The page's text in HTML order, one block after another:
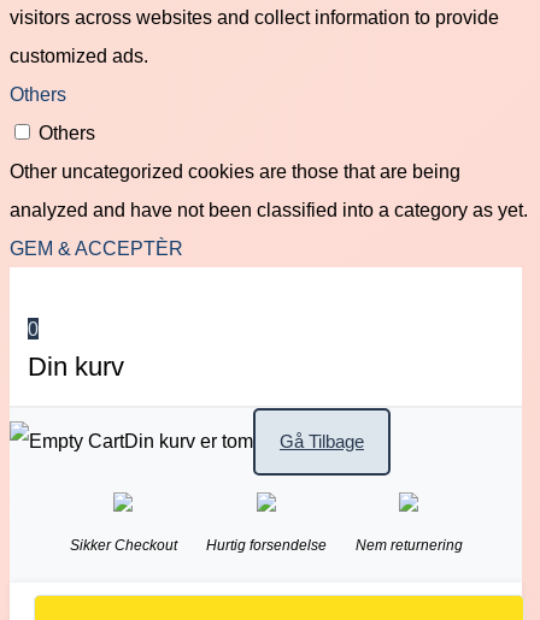
visitors across websites and collect information to provide
customized ads.
Others
Others
Other uncategorized cookies are those that are being
analyzed and have not been classified into a category as yet.
GEM & ACCEPTÈR
0
Din kurv
Din kurv er tom Gå Tilbage
Sikker Checkout Hurtig forsendelse Nem returnering